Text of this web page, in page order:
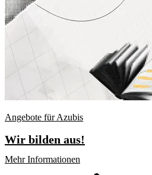
Angebote für Azubis
Wir bilden aus!
Mehr Informationen